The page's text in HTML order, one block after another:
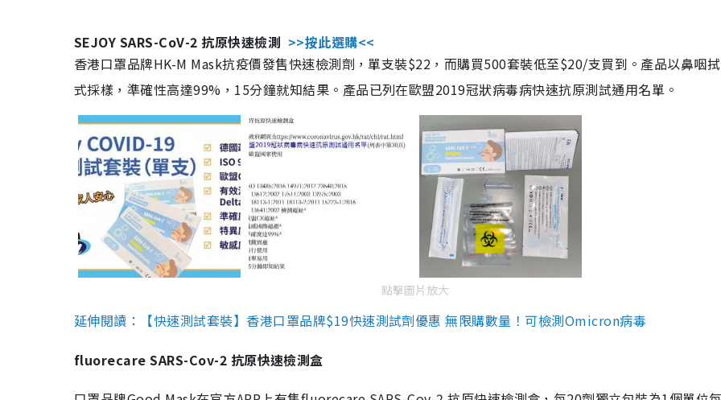
SEJOY SARS-CoV-2 抗原快速檢測 >>按此選購<<
香港口罩品牌HK-M Mask抗疫價發售快速檢測劑，單支裝$22，而購買500套裝低至$20/支買到。產品以鼻咽
式採樣，準確性高達99%，15分鐘就知結果。產品已列在歐盟2019冠狀病毒病快速抗原測試通用名單。
點擊圖片放大
延伸閱讀：【快速測試套裝】香港口罩品牌$19快速測試劑優惠 無限購數量！可檢測Omicron病毒
fluorecare SARS-Cov-2 抗原快速檢測盒